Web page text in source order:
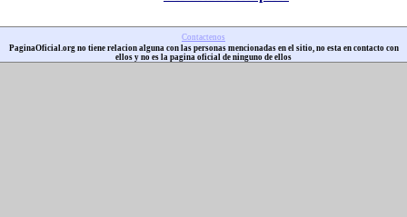
Contactenos
PaginaOficial.org no tiene relacion alguna con las personas mencionadas en el sitio, no esta en contacto con
ellos y no es la pagina oficial de ninguno de ellos